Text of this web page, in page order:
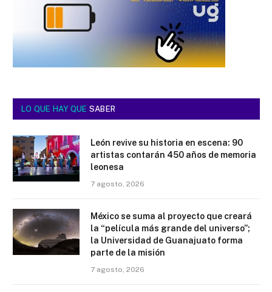
LO QUE HAY QUE SABER
León revive su historia en escena: 90
artistas contarán 450 años de memoria
leonesa
7 agosto, 2026
México se suma al proyecto que creará
la “película más grande del universo”;
la Universidad de Guanajuato forma
parte de la misión
7 agosto, 2026